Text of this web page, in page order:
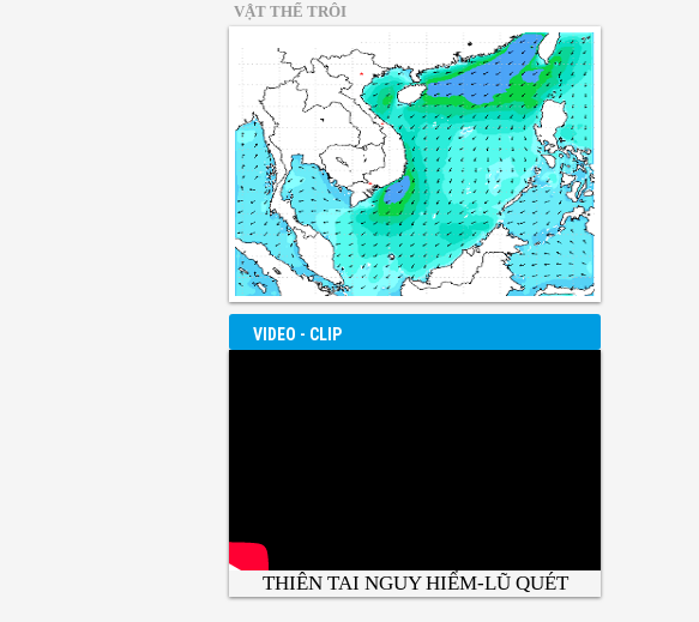
VẬT THỂ TRÔI
VIDEO - CLIP
THIÊN TAI NGUY HIỂM-LŨ QUÉT